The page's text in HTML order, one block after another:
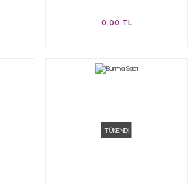
0,00 TL
TÜKENDİ